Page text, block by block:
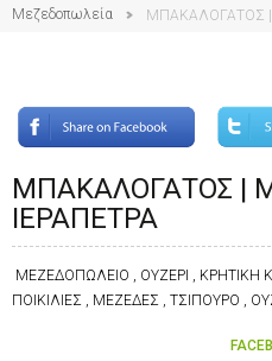
Μεζεδοπωλεία
ΜΠΑΚΑΛΟΓΑΤΟΣ |
ΜΠΑΚΑΛΟΓΑΤΟΣ |
ΙΕΡΑΠΕΤΡΑ
ΜΕΖΕΔΟΠΩΛΕΙΟ , ΟΥΖΕΡΙ , ΚΡΗΤΙΚΗ
ΠΟΙΚΙΛΙΕΣ , ΜΕΖΕΔΕΣ , ΤΣΙΠΟΥΡΟ ,